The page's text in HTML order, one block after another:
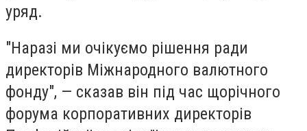
уряд.
"Наразі ми очікуємо рішення ради
директорів Міжнародного валютного
фонду", — сказав він під час щорічного
форума корпоративних директорів